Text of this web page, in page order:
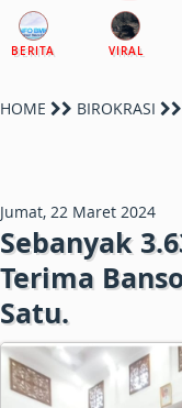
BERITA VIRAL
HOME BIROKRASI
Jumat, 22 Maret 2024
Sebanyak
Terima
Satu.